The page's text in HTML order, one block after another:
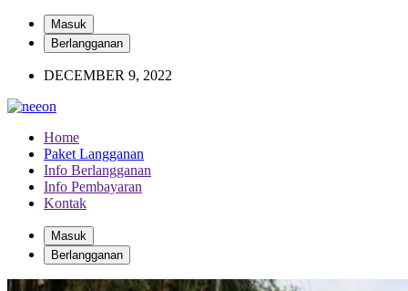
Masuk
Berlangganan
DECEMBER 9, 2022
Home
Paket Langganan
Info Berlangganan
Info Pembayaran
Kontak
Masuk
Berlangganan